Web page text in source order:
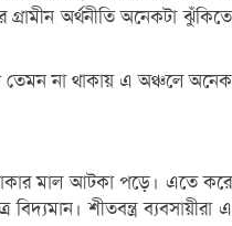
অর্থনীতি অনেকটা ঝুঁকিতে
তেমন না থাকায় এ অঞ্চলে অনেক
মাল আটকা পড়ে। এতে করে
শীতবন্ত্র ব্যবসায়ীরা এ